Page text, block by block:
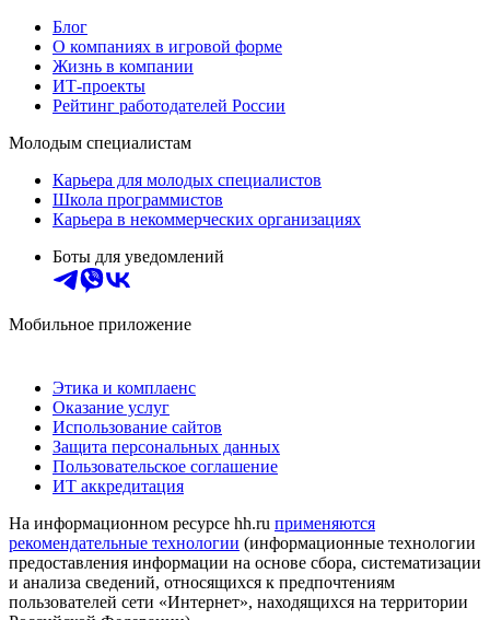
Блог
О компаниях в игровой форме
Жизнь в компании
ИТ-проекты
Рейтинг работодателей России
Молодым специалистам
Карьера для молодых специалистов
Школа программистов
Карьера в некоммерческих организациях
Боты для уведомлений
Мобильное приложение
Этика и комплаенс
Оказание услуг
Использование сайтов
Защита персональных данных
Пользовательское соглашение
ИТ аккредитация
На информационном ресурсе hh.ru применяются
рекомендательные технологии (информационные технологии
предоставления информации на основе сбора, систематизации
и анализа сведений, относящихся к предпочтениям
пользователей сети «Интернет», находящихся на территории